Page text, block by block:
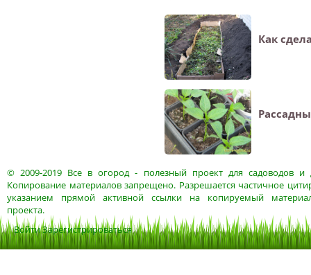
Как
© 2009-2019 Все в огород- полезный проект для садоводов и
Копирование материалов запрещено. Разрешается частичное
указанием прямой активной ссылки на копируемый
проекта.
ВойтиЗарегистрироваться